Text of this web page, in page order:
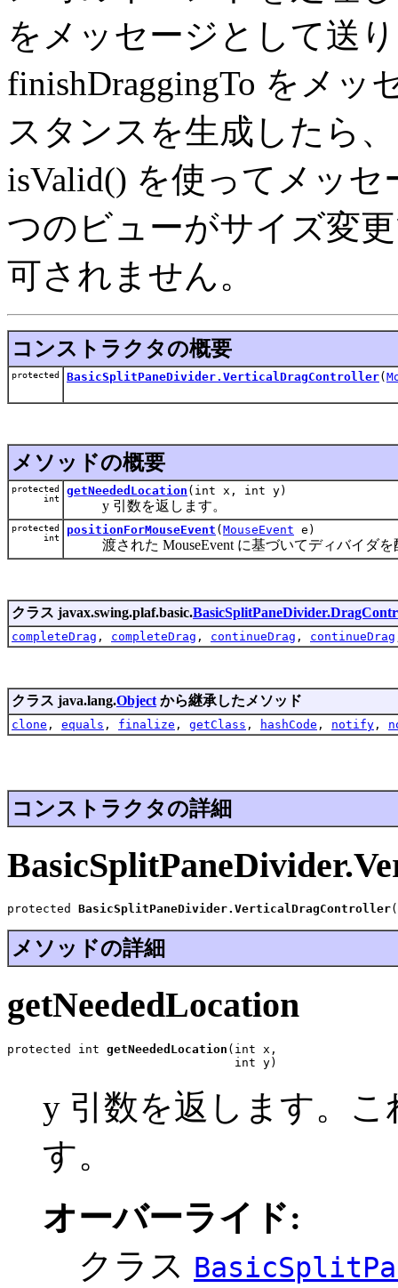
をメッセージとして送
finishDraggingTo をメ
スタンスを生成したら
isValid() を使ってメッ
つのビューがサイズ変
可されません。
コンストラクタの概要
protected BasicSplitPaneDivider.VerticalDragController(
メソッドの概要
protected
int
getNeededLocation (int x, int y)
y 引数を返します。
protected
int
positionForMouseEvent ( MouseEvent e)
渡された MouseEvent に基づいてディバイダを
クラス javax.swing.plaf.basic.
completeDrag , completeDrag , continueDrag , continueDrag
クラス java.lang.Object から継承したメソッド
clone , equals , finalize , getClass , hashCode , notify ,
コンストラクタの詳細
protected BasicSplitPaneDivider.VerticalDragController(
メソッドの詳細
getNeededLocation
protected int getNeededLocation (int x,
                                int y)
y 引数を返します。
す。
オーバーライド:
クラス